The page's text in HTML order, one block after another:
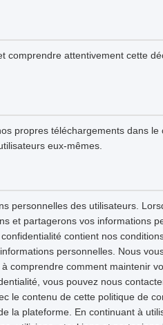
comprendre attentivement cette
propres téléchargements dans
eux-mêmes.
personnelles des utilisateurs.
et partagerons vos informations
contient nos
personnelles. Nous
comprendre comment maintenir
vous pouvez nous
le contenu de cette politique de
la plateforme. En continuant à